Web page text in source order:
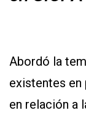
Abordó la
existentes en
en relación a